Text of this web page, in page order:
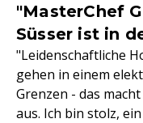
"MasterChef
Süsser ist in
"Leidenschaftliche
gehen in einem
Grenzen - das
aus. Ich bin stolz,